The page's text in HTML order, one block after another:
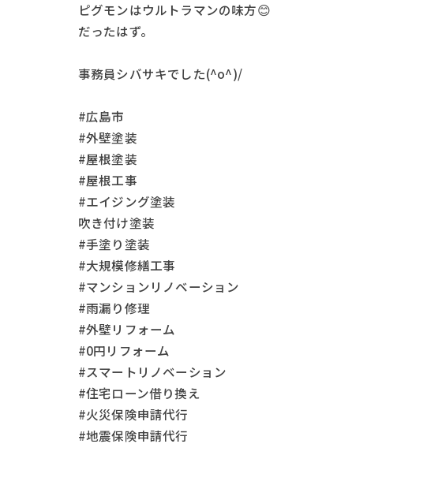
ピグモンはウルトラマンの味方😊
だったはず。
事務員シバサキでした(^o^)/
#広島市
#外壁塗装
#屋根塗装
#屋根工事
#エイジング塗装
吹き付け塗装
#手塗り塗装
#大規模修繕工事
#マンションリノベーション
#雨漏り修理
#外壁リフォーム
#0円リフォーム
#スマートリノベーション
#住宅ローン借り換え
#火災保険申請代行
#地震保険申請代行